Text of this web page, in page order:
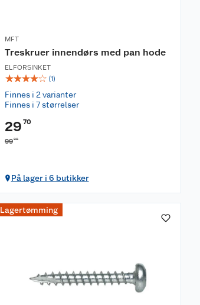
MFT
Treskruer innendørs med pan hode
ELFORSINKET
☆☆☆☆☆ (1)
Finnes i 2 varianter
Finnes i 7 størrelser
29 70
9900
På lager i 6 butikker
Lagertømming